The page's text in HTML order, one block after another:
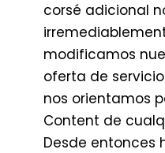
corsé adicional
modificamos
oferta de
nos orientamos
Content de
Desde entonces